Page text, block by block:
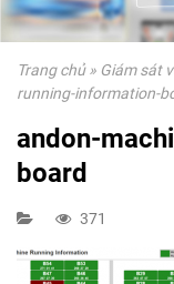
Trang chủ» Giám sát
running-information-
andon-
board
371